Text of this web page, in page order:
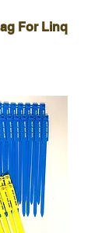
For Linq